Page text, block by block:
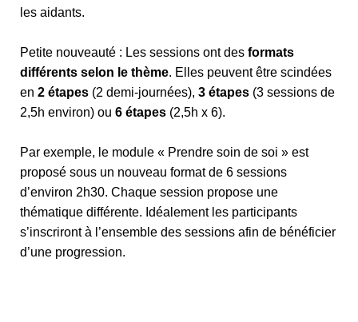
les aidants.
Petite nouveauté : Les sessions ont des formats
différents selon le thème. Elles peuvent être scindées
en 2 étapes (2 demi-journées), 3 étapes (3 sessions de
2,5h environ) ou 6 étapes (2,5h x 6).
Par exemple, le module « Prendre soin de soi » est
proposé sous un nouveau format de 6 sessions
d’environ 2h30. Chaque session propose une
thématique différente. Idéalement les participants
s’inscriront à l’ensemble des sessions afin de bénéficier
d’une progression.